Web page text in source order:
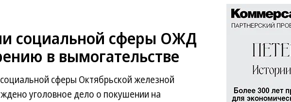
социальной сферы ОЖД
в вымогательстве
сферы Октябрьской железной
уголовное дело о покушении на